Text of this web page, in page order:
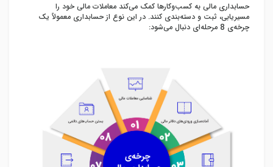
حسابداری مالی به کسب‌وکارها کمک می‌کند معاملات مالی خود را
مسیریابی، ثبت و دسته‌بندی کنند. در این نوع از حسابداری معمولاً یک
چرخه‌ی 8 مرحله‌ای دنبال می‌شود: